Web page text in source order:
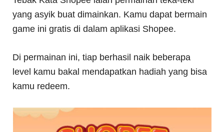
yang asyik buat dimainkan. Kamu dapat bermain
game ini gratis di dalam aplikasi Shopee.
Di permainan ini, tiap berhasil naik beberapa
level kamu bakal mendapatkan hadiah yang bisa
kamu redeem.